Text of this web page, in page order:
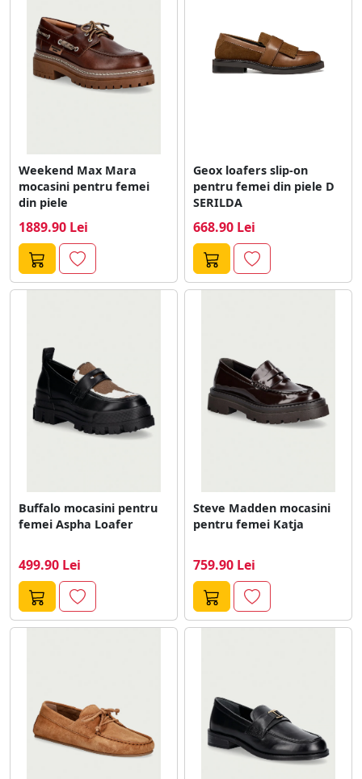
Varietatea de modele, culori si texturi disponibile pe
piata permite oricarei femei sa gaseasca perechea
potrivita pentru stilul sau personal. Fie ca se doreste un
model clasic, cu franjuri sau cu detalii metalice,
mocasinii reprezinta o investitie inteligenta in
Weekend Max Mara
mocasini pentru femei
din piele
1889.90 Lei
Geox loafers slip-on
pentru femei din piele D
SERILDA
668.90 Lei
Buffalo mocasini pentru
femei Aspha Loafer
499.90 Lei
Steve Madden mocasini
pentru femei Katja
759.90 Lei